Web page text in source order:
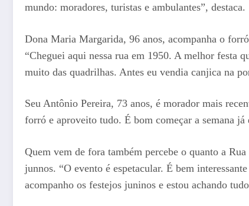
mundo: moradores, turistas e ambulantes”, destaca.
Dona Maria Margarida, 96 anos, acompanha o
“Cheguei aqui nessa rua em 1950. A melhor festa
muito das quadrilhas. Antes eu vendia canjica na
Seu Antônio Pereira, 73 anos, é morador mais
forró e aproveito tudo. É bom começar a semana já
Quem vem de fora também percebe o quanto a
junnos. “O evento é espetacular. É bem
acompanho os festejos juninos e estou achando